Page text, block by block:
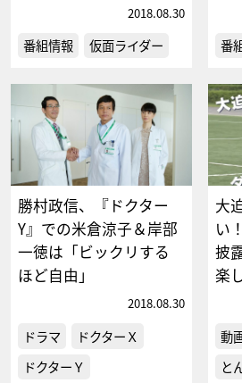
2018.08.30
番組情報 仮面ライダー 番
勝村政信、『ドクター
Y』での米倉涼子＆岸部
一徳は「ビックリする
ほど自由」
2018.08.30
ドラマ
ドクターＸ
ドクターＹ
大
い
披
楽
動
と